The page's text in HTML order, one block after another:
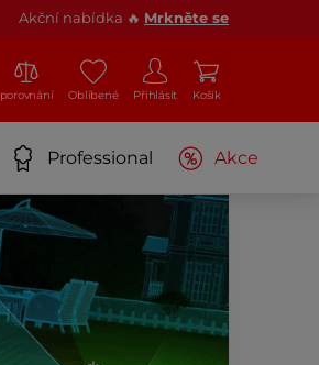
Akční nabídka 🔥 Mrkněte se
porovnání Oblíbené Přihlásit Košík
Professional Akce